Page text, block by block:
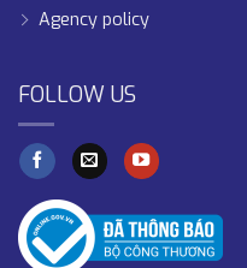
Agency policy
FOLLOW US